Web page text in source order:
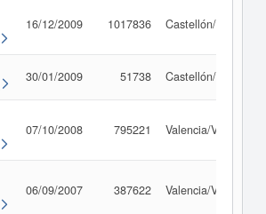
16/12/2009 1017836 Castellón/Castelló
30/01/2009 51738 Castellón/Castelló
07/10/2008 795221 Valencia/València
06/09/2007 387622 Valencia/València